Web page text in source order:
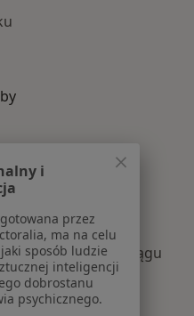
w Elblągu
stawów w Elblągu
leczone
i
przez
ma na celu
sposób ludzie
inteligencji
dobrostanu
psychicznego.